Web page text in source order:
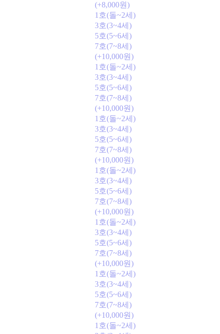
(+8,000원)
1호(돌~2세)
3호(3~4세)
5호(5~6세)
7호(7~8세)
(+10,000원)
1호(돌~2세)
3호(3~4세)
5호(5~6세)
7호(7~8세)
(+10,000원)
1호(돌~2세)
3호(3~4세)
5호(5~6세)
7호(7~8세)
(+10,000원)
1호(돌~2세)
3호(3~4세)
5호(5~6세)
7호(7~8세)
(+10,000원)
1호(돌~2세)
3호(3~4세)
5호(5~6세)
7호(7~8세)
(+10,000원)
1호(돌~2세)
3호(3~4세)
5호(5~6세)
7호(7~8세)
(+10,000원)
1호(돌~2세)